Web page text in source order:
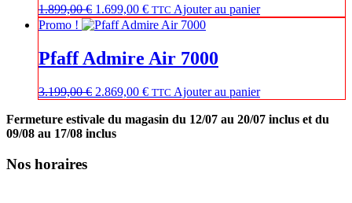
1.899,00€ Le
prix
était :
1.899,00 €.
1.699,00 €Le
prix
est :
1.699,00 €.
TTC Ajouter au panier
Promo !
Pfaff Admire Air 7000
3.199,00€ Le
initial
était :
2.869,00 €Le
actuel
TTC Ajouter au panier
Fermeture estivale du magasin du 12/07 au 20/07 inclus et du
09/08 au 17/08 inclus
Nos horaires